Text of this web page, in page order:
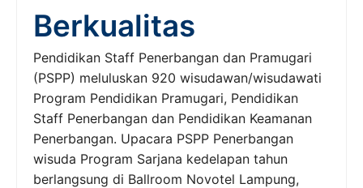
Berkualitas
Pendidikan Staff Penerbangan dan Pramugari
(PSPP) meluluskan 920 wisudawan/wisudawati
Program Pendidikan Pramugari, Pendidikan
Staff Penerbangan dan Pendidikan Keamanan
Penerbangan. Upacara PSPP Penerbangan
wisuda Program Sarjana kedelapan tahun
berlangsung di Ballroom Novotel Lampung,